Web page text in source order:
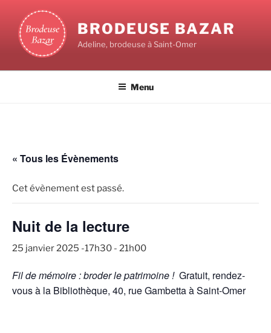
BRODEUSE BAZAR
Adeline, brodeuse à Saint-Omer
Menu
« Tous les Évènements
Cet évènement est passé.
Nuit de la lecture
25 janvier 2025 -17h30 - 21h00
Fil de mémoire : broder le patrimoine !Gratuit, rendez-
vous à la Bibliothèque, 40, rue Gambetta à Saint-Omer